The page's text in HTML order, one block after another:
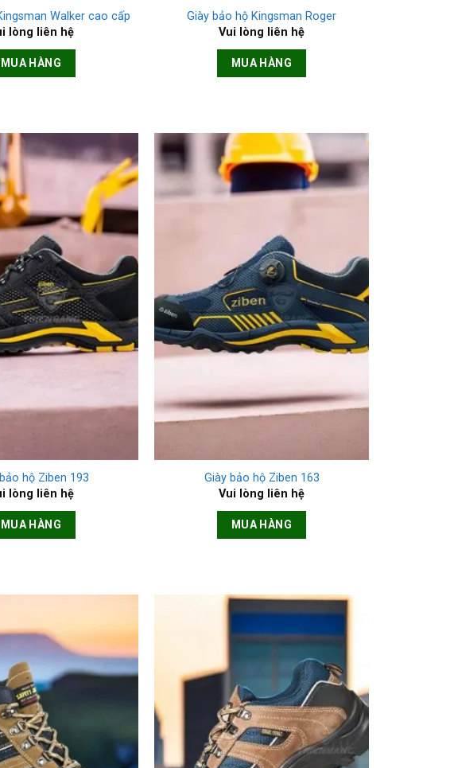
Walker cao cấp
lòng liên hệ
MUA HÀNG
Giày bảo hộ Kingsman Roger
Vui lòng liên hệ
MUA HÀNG
hộ Ziben 193
lòng liên hệ
MUA HÀNG
Giày bảo hộ Ziben 163
Vui lòng liên hệ
MUA HÀNG